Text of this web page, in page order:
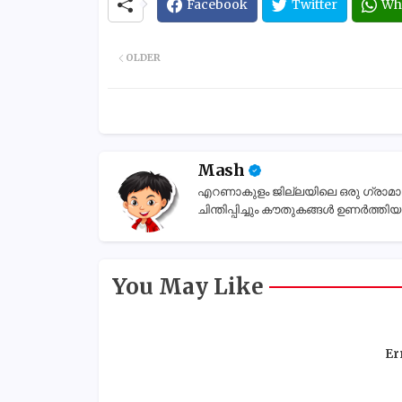
Facebook Twitter
OLDER
Mash
എറണാകുളം ജില്ലയിലെ ഒരു
ചിന്തിപ്പിച്ചും കൗതുകങ്ങൾ
You May Like